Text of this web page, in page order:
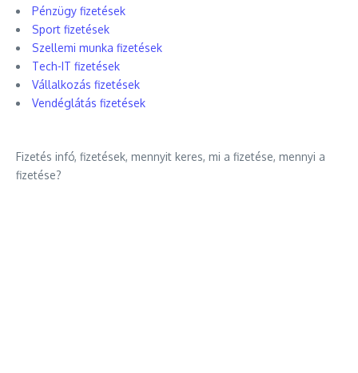
Pénzügy fizetések
Sport fizetések
Szellemi munka fizetések
Tech-IT fizetések
Vállalkozás fizetések
Vendéglátás fizetések
Fizetés infó, fizetések, mennyit keres, mi a fizetése, mennyi a
fizetése?